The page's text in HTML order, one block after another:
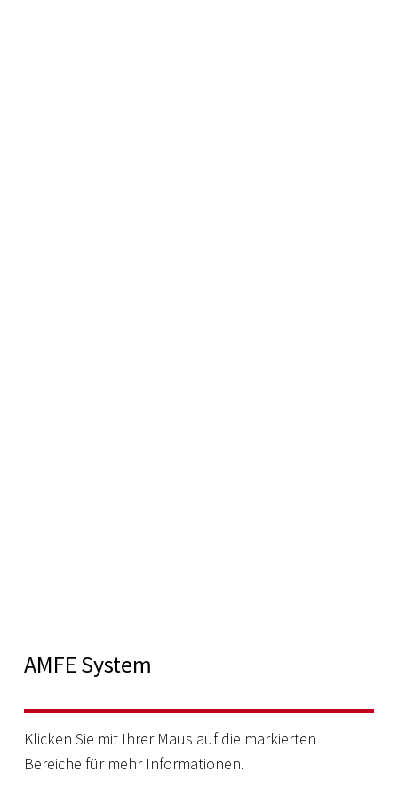
AMFE System
Klicken Sie mit Ihrer Maus auf die markierten
Bereiche für mehr Informationen.